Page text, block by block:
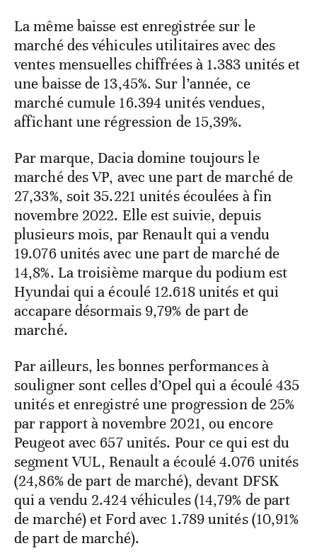
La même baisse est enregistrée sur le
marché des véhicules utilitaires avec des
ventes mensuelles chiffrées à 1.383 unités et
une baisse de 13,45%. Sur l’année, ce
marché cumule 16.394 unités vendues,
affichant une régression de 15,39%.
Par marque, Dacia domine toujours le
marché des VP, avec une part de marché de
27,33%, soit 35.221 unités écoulées à fin
novembre 2022. Elle est suivie, depuis
plusieurs mois, par Renault qui a vendu
19.076 unités avec une part de marché de
14,8%. La troisième marque du podium est
Hyundai qui a écoulé 12.618 unités et qui
accapare désormais 9,79% de part de
marché.
Par ailleurs, les bonnes performances à
souligner sont celles d’Opel qui a écoulé 435
unités et enregistré une progression de 25%
par rapport à novembre 2021, ou encore
Peugeot avec 657 unités. Pour ce qui est du
segment VUL, Renault a écoulé 4.076 unités
(24,86% de part de marché), devant DFSK
qui a vendu 2.424 véhicules (14,79% de part
de marché) et Ford avec 1.789 unités (10,91%
de part de marché).